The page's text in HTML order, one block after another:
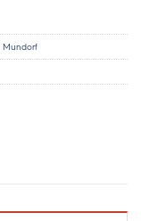
Mundorf